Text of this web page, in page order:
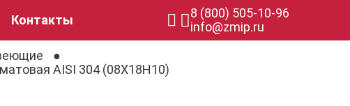
Контакты
8 (800) 505-10-96
info@zmip.ru
AISI 304 (08Х18Н10)